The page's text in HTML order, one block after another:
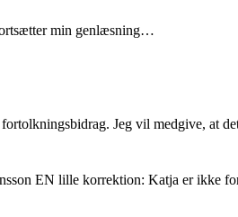
min genlæsning…
Jeg vil medgive, at
EN lille korrektion: Katja er ikke